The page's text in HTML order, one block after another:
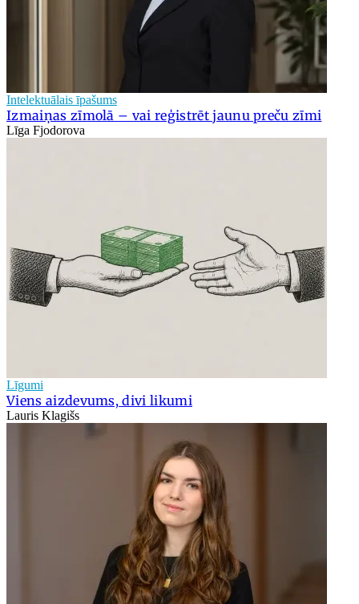
Intelektuālais īpašums
Izmaiņas zīmolā – vai reģistrēt jaunu preču zīmi
Līga Fjodorova
Līgumi
Viens aizdevums, divi likumi
Lauris Klagišs